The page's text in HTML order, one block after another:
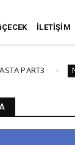
iÇECEK İLETİŞİM
NEW